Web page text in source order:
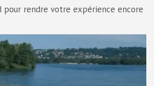
pour rendre votre expérience encore